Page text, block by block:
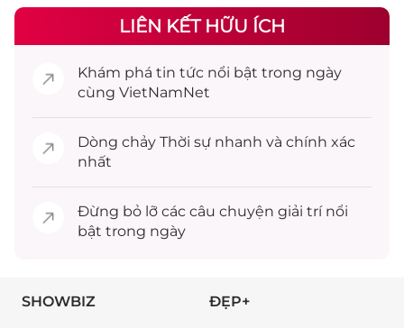
LIÊN KẾT HỮU ÍCH
Khám phá tin tức nổi bật trong ngày
cùng VietNamNet
Dòng chảy Thời sự nhanh và chính xác
nhất
Đừng bỏ lỡ các câu chuyện giải trínổi
bật trong ngày
SHOWBIZ ĐẸP+